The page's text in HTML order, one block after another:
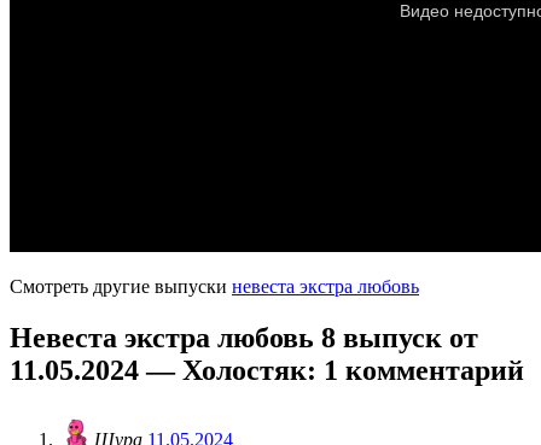
Смотреть другие выпуски невеста экстра любовь
Невеста экстра любовь 8 выпуск от
11.05.2024 — Холостяк: 1 комментарий
Шура 11.05.2024